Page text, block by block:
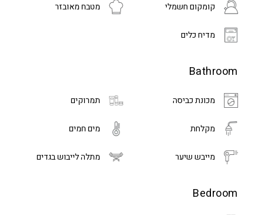
קומקום חשמלי מטבח מאובזר
מדיח כלים
Bathroom
מכונת כביסה תמרוקים
מקלחת מים חמים
מייבש שיער מתלה לייבוש בגדים
Bedroom